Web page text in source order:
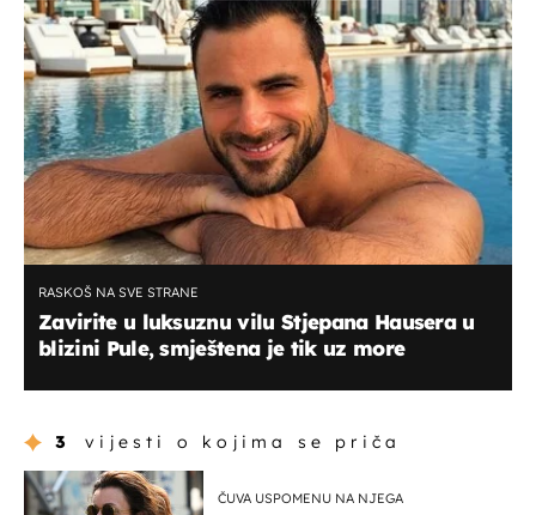
RASKOŠ NA SVE STRANE
Zavirite u luksuznu vilu Stjepana Hausera u
blizini Pule, smještena je tik uz more
3 vijesti o kojima se priča
ČUVA USPOMENU NA NJEGA